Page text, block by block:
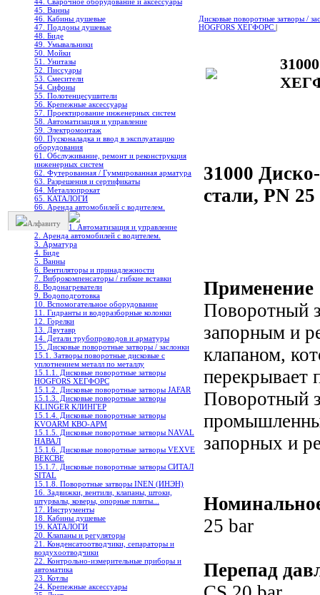
45. Ванны
46. Кабины душевые
47. Поддоны душевые
48. Биде
49. Умывальники
50. Мойки
51. Унитазы
52. Писсуары
53. Смесители
54. Сифоны
55. Полотенцесушители
56. Крепежные аксессуары
57. Проектирование инженерных систем
58. Автоматизация и управление
59. Электромонтаж
60. Пусконаладка и ввод в эксплуатацию
оборудования
61. Обслуживание, ремонт и реконструкция
инженерных систем
62. Футерованная / Гуммированная арматура
63. Разрешения и сертификаты
64. Металлопрокат
65. КАТАЛОГИ
66. Аренда автомобилей с водителем.
Алфавиту
1. Автоматизация и управление
2. Аренда автомобилей с водителем.
3. Арматура
4. Биде
5. Ванны
6. Вентиляторы и принадлежности
7. Виброкомпенсаторы / гибкие вставки
8. Водонагреватели
9. Водоподготовка
10. Вспомогательное оборудование
11. Гидранты и водоразборные колонки
12. Горелки
13. Двутавр
14. Детали трубопроводов и арматуры
15. Дисковые поворотные затворы / заслонки
15.1. Затворы поворотные дисковые с
уплотнением металл по металлу
15.1.1. Дисковые поворотные затворы
HOGFORS ХЕГФОРС
15.1.2. Дисковые поворотные затворы JAFAR
15.1.3. Дисковые поворотные затворы
KLINGER КЛИНГЕР
15.1.4. Дисковые поворотные затворы
KVOARM КВО-АРМ
15.1.5. Дисковые поворотные затворы NAVAL
НАВАЛ
15.1.6. Дисковые поворотные затворы VEXVE
ВЕКСВЕ
15.1.7. Дисковые поворотные затворы СИТАЛ
SITAL
15.1.8. Поворотные затворы INEN (ИНЭН)
16. Задвижки, вентили, клапаны, штоки,
штурвалы, коверы, опорные плиты...
17. Инструменты
18. Кабины душевые
19. КАТАЛОГИ
20. Клапаны и регуляторы
21. Конденсатоотводчики, сепараторы и
воздухоотводчики
22. Контрольно-измерительные приборы и
автоматика
23. Котлы
24. Крепежные аксессуары
Дисковые поворотные затворы /
HOGFORS ХЕГФОРС |
31000
стали, PN
Применение
Поворотный
запорным и
клапаном,
перекрывает
Поворотный
запорных и
25 bar
Перепад